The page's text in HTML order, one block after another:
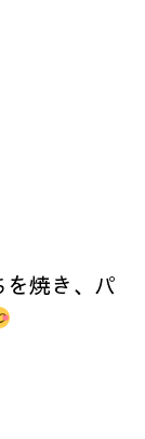
を焼き、パ